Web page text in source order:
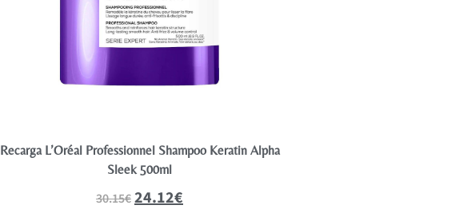
Recarga L’Oréal Professionnel Shampoo Keratin Alpha
Sleek 500ml
30.15€24.12€